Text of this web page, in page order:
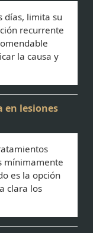
días, limita su
recurrente
la causa y
en lesiones
mínimamente
es la opción
clara los